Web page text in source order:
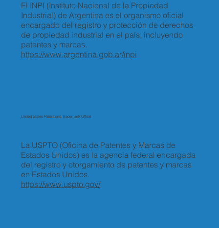
El INPI (Instituto Nacional de la Propiedad
Industrial) de Argentina es el organismo oficial
encargado del registro y protección de derechos
de propiedad industrial en el país, incluyendo
patentes y marcas.
https://www.argentina.gob.ar/inpi
La USPTO (Oficina de Patentes y Marcas de
Estados Unidos) es la agencia federal encargada
del registro y otorgamiento de patentes y marcas
en Estados Unidos.
United States Patent and Trademark Office
https://www.uspto.gov/